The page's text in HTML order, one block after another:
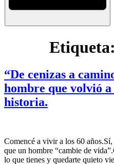
Etiqueta:
“De cenizas a
hombre que volvió
historia.
Comencé a vivir a los 60
que un hombre “cambie de
lo que tienes y quedarte quieto